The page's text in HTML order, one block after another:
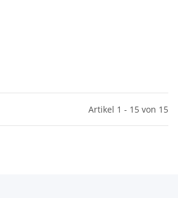
Artikel 1 - 15 von 15